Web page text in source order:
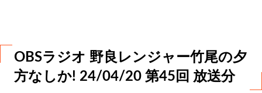
OBSラジオ 野良レンジャー竹尾の夕
方なしか! 24/04/20 第45回 放送分